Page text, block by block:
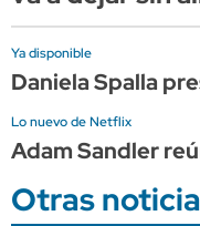
Ya disponible
Daniela Spalla
Lo nuevo de Netflix
Adam Sandler
Otras